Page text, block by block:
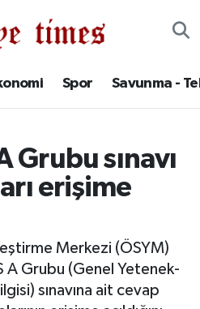
Spor Savunma -
Grubu sınavı
erişime
Merkezi (ÖSYM)
A Grubu (Genel Yetenek-
sınavına ait cevap